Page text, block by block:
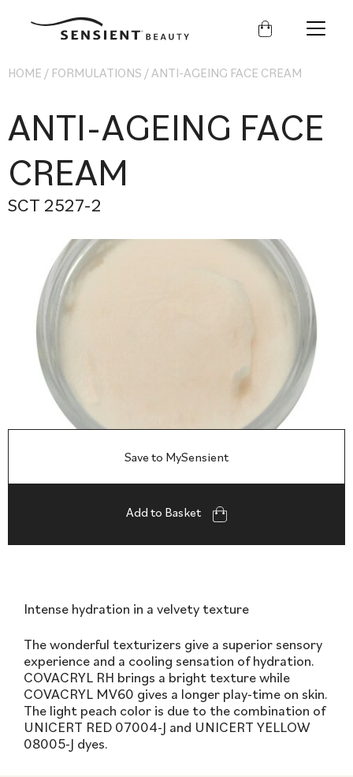
Sensient
HOME / FORMULATIONS /ANTI-AGEING FACE CREAM
ANTI-AGEING FACE
CREAM
SCT 2527-2
Save to MySensient
Add to Basket
Intense hydration in a velvety texture
The wonderful texturizers give a superior sensory
experience and a cooling sensation of hydration.
COVACRYL RH brings a bright texture while
COVACRYL MV60 gives a longer play-time on skin.
The light peach color is due to the combination of
UNICERT RED 07004-J and UNICERT YELLOW
08005-J dyes.